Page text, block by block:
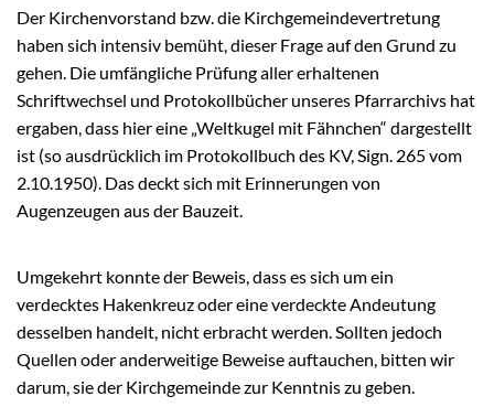
Der Kirchenvorstand bzw. die Kirchgemeindevertretung
haben sich intensiv bemüht, dieser Frage auf den Grund zu
gehen. Die umfängliche Prüfung aller erhaltenen
Schriftwechsel und Protokollbücher unseres Pfarrarchivs hat
ergaben, dass hier eine „Weltkugel mit Fähnchen“ dargestellt
ist (so ausdrücklich im Protokollbuch des KV, Sign. 265 vom
2.10.1950). Das deckt sich mit Erinnerungen von
Augenzeugen aus der Bauzeit.
Umgekehrt konnte der Beweis, dass es sich um ein
verdecktes Hakenkreuz oder eine verdeckte Andeutung
desselben handelt, nicht erbracht werden. Sollten jedoch
Quellen oder anderweitige Beweise auftauchen, bitten wir
darum, sie der Kirchgemeinde zur Kenntnis zu geben.